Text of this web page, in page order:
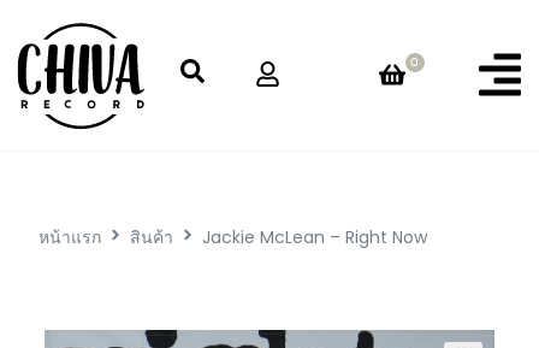
0
หน้าแรก สินค้า Jackie McLean – Right Now